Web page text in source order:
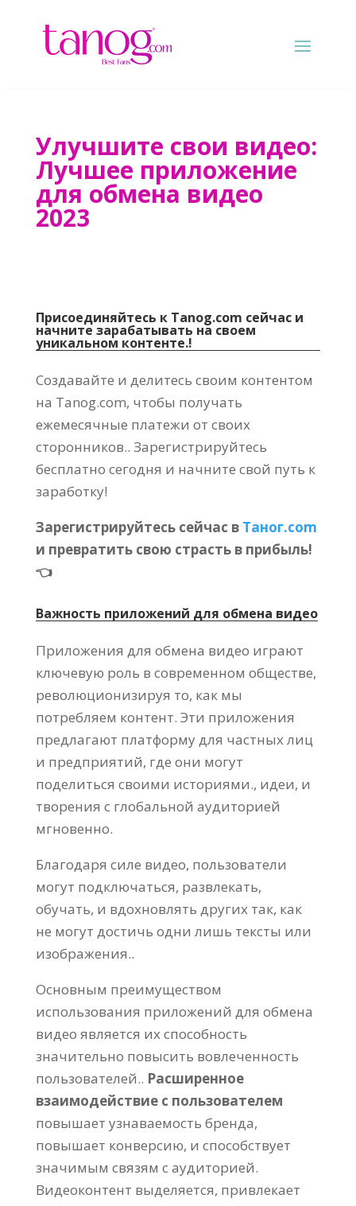
Улучшите свои видео:
Лучшее приложение
для обмена видео
2023
Присоединяйтесь к Tanog.com сейчас и
начните зарабатывать на своем
уникальном контенте.!
Создавайте и делитесь своим контентом
на Tanog.com, чтобы получать
ежемесячные платежи от своих
сторонников.. Зарегистрируйтесь
бесплатно сегодня и начните свой путь к
заработку!
Зарегистрируйтесь сейчас в Таног.com
и превратить свою страсть в прибыль!
👈
Важность приложений для обмена видео
Приложения для обмена видео играют
ключевую роль в современном обществе,
революционизируя то, как мы
потребляем контент. Эти приложения
предлагают платформу для частных лиц
и предприятий, где они могут
поделиться своими историями., идеи, и
творения с глобальной аудиторией
мгновенно.
Благодаря силе видео, пользователи
могут подключаться, развлекать,
обучать, и вдохновлять других так, как
не могут достичь одни лишь тексты или
изображения..
Основным преимуществом
использования приложений для обмена
видео является их способность
значительно повысить вовлеченность
пользователей.. Расширенное
взаимодействие с пользователем
повышает узнаваемость бренда,
повышает конверсию, и способствует
значимым связям с аудиторией.
Видеоконтент выделяется, привлекает